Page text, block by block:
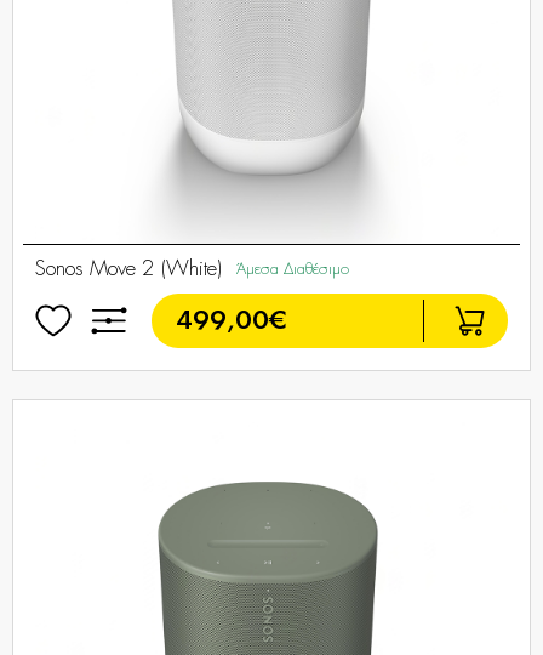
Sonos Move 2 (White) Άμεσα Διαθέσιμο
499,00€